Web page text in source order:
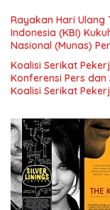
Rayakan Hari Ulang
Indonesia (KBI)
Nasional (Munas)
Pengembangan
Indonesia dan
Koalisi Serikat
Konferensi Pers
Koalisi Serikat